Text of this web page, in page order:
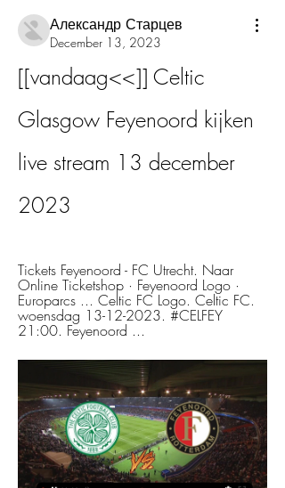
Александр Старцев
December 13, 2023
[[vandaag<<]] Celtic
Glasgow Feyenoord kijken
live stream 13 december
2023
Tickets Feyenoord - FC Utrecht. Naar
Online Ticketshop · Feyenoord Logo ·
Europarcs ... Celtic FC Logo. Celtic FC.
woensdag 13-12-2023. #CELFEY
21:00. Feyenoord ...